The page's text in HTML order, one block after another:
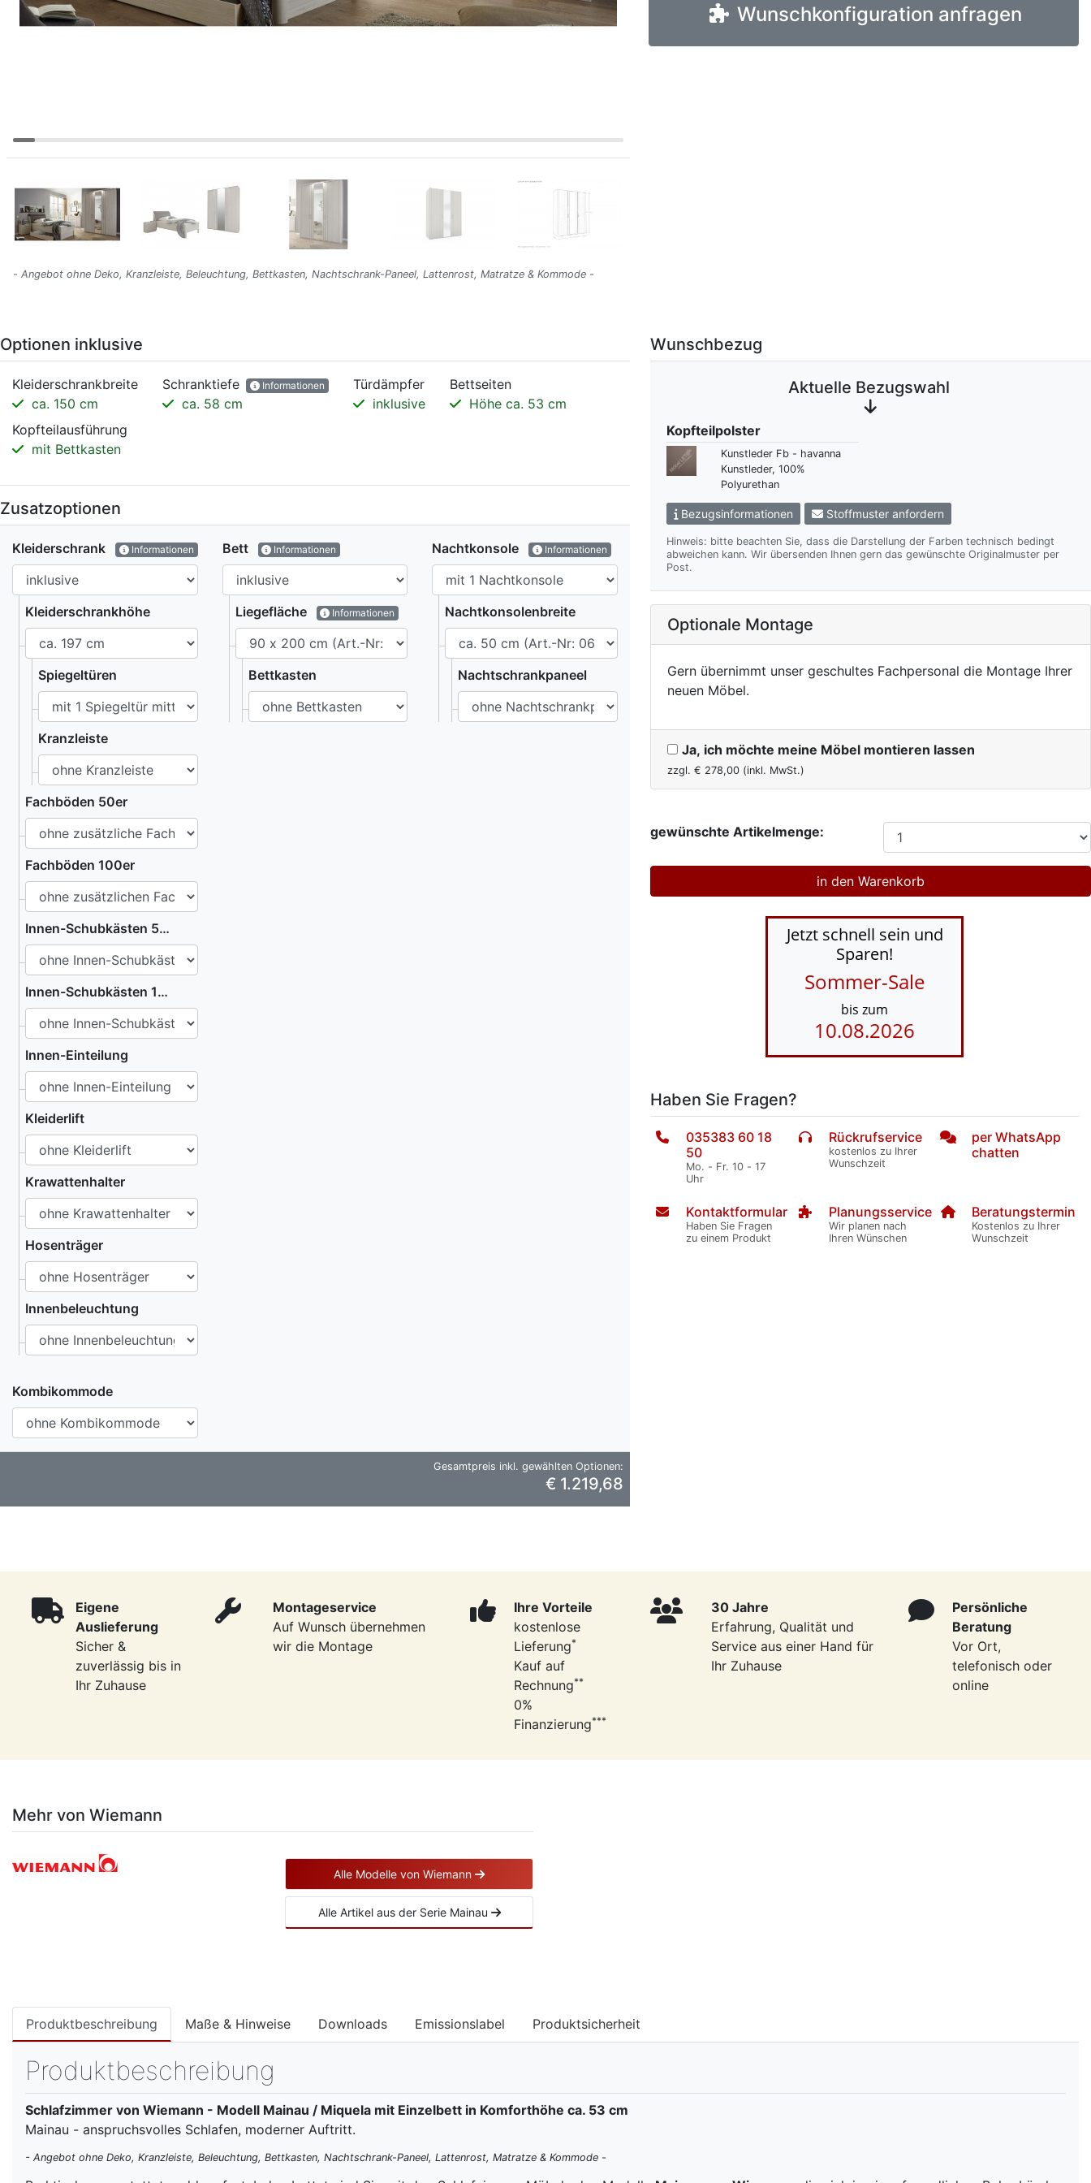
- Angebot ohne Deko, Kranzleiste, Beleuchtung, Bettkasten, Nachtschrank-Paneel, Lattenrost, Matratze & Kommode -
Wunschkonfiguration anfragen
Optionen inklusive
Kleiderschrankbreite
ca. 150 cm
Schranktiefe Informationen
ca. 58 cm
Türdämpfer
inklusive
Bettseiten
Höhe ca. 53 cm
Kopfteilausführung
mit Bettkasten
Zusatzoptionen
Kleiderschrank Informationen
Kleiderschrankhöhe
Spiegeltüren
Kranzleiste
Fachböden 50er
Fachböden 100er
Innen-Schubkästen 50er
Innen-Schubkästen 100er
Innen-Einteilung
Kleiderlift
Krawattenhalter
Hosenträger
Innenbeleuchtung
Bett Informationen
Liegefläche Informationen
Bettkasten
Nachtkonsole Informationen
Nachtkonsolenbreite
Nachtschrankpaneel
Kombikommode
Gesamtpreis inkl. gewählten Optionen:
€ 1.219,68
Wunschbezug
Aktuelle Bezugswahl
Kopfteilpolster
Kunstleder Fb - havanna
Kunstleder, 100%
Polyurethan
Bezugsinformationen Stoffmuster anfordern
Hinweis: bitte beachten Sie, dass die Darstellung der Farben technisch bedingt
abweichen kann. Wir übersenden Ihnen gern das gewünschte Originalmuster per
Post.
Optionale Montage
Gern übernimmt unser geschultes Fachpersonal die Montage Ihrer
neuen Möbel.
Ja, ich möchte meine Möbel montieren lassen
zzgl. € 278,00 (inkl. MwSt.)
gewünschte Artikelmenge:
Jetzt schnell sein und
Sparen!
Sommer-Sale
bis zum
10.08.2026
Haben Sie Fragen?
035383 60 18
50
Mo. - Fr. 10 - 17
Uhr
Rückrufservice
kostenlos zu Ihrer
Wunschzeit
per WhatsApp
chatten
Kontaktformular
Haben Sie Fragen
zu einem Produkt
Planungsservice
Wir planen nach
Ihren Wünschen
Beratungstermin
Kostenlos zu Ihrer
Wunschzeit
Eigene
Auslieferung
Sicher &
zuverlässig bis in
Ihr Zuhause
Montageservice
Auf Wunsch übernehmen
wir die Montage
Ihre Vorteile
kostenlose
Lieferung*
Kauf auf
Rechnung**
0%
Finanzierung***
30 Jahre
Erfahrung, Qualität und
Service aus einer Hand für
Ihr Zuhause
Persönliche
Beratung
Vor Ort,
telefonisch oder
online
Mehr von Wiemann
Alle Modelle von Wiemann
Alle Artikel aus der Serie Mainau
Produktbeschreibung Maße & Hinweise Downloads Emissionslabel Produktsicherheit
Produktbeschreibung
Schlafzimmer von Wiemann - Modell Mainau / Miquela mit Einzelbett in Komforthöhe ca. 53 cm
Mainau - anspruchsvolles Schlafen, moderner Auftritt.
- Angebot ohne Deko, Kranzleiste, Beleuchtung, Bettkasten, Nachtschrank-Paneel, Lattenrost, Matratze & Kommode -